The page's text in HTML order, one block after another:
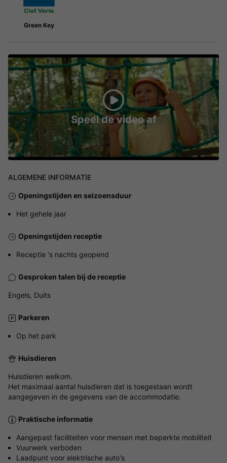
Green Key
Speel de video af
ALGEMENE INFORMATIE
Openingstijden en seizoensduur
Het gehele jaar
Openingstijden receptie
Receptie 's nachts geopend
Gesproken talen bij de receptie
Engels, Duits
Parkeren
Op het park
Huisdieren
Huisdieren welkom.
Het maximaal aantal huisdieren dat is toegestaan wordt
aangegeven in de gegevens van de accommodatie.
Praktische informatie
Aangepast faciliteiten voor mensen met beperkte mobiliteit
Vuurwerk verboden
Laadpunt voor elektrische auto's